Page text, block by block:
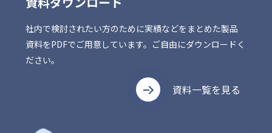
社内で検討されたい方のために実績などをまとめた製品
資料をPDFでご用意しています。ご自由にダウンロードく
ださい。
資料一覧を見る